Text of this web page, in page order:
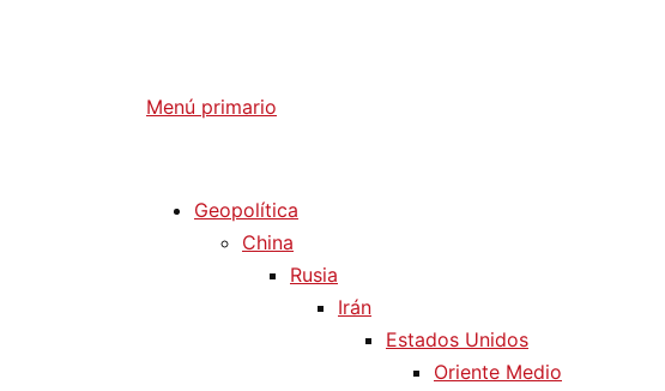
Menú primario
Geopolítica
China
Rusia
Irán
Estados Unidos
Oriente Medio